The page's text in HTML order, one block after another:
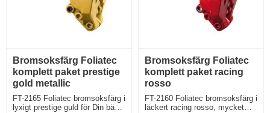
Bromsoksfärg Foliatec
komplett paket prestige
gold metallic
FT-2165 Foliatec bromsoksfärg i
lyxigt prestige guld för Din bästa
Bromsoksfärg Foliatec
komplett paket racing
rosso
FT-2160 Foliatec bromsoksfärg i
läckert racing rosso, mycket